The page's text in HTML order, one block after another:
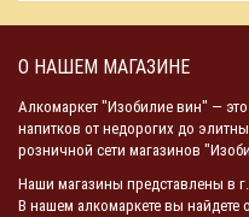
О НАШЕМ МАГАЗИНЕ
Алкомаркет "Изобилие вин" —
напитков от недорогих до
розничной сети магазинов
Наши магазины представлены в
В нашем алкомаркете вы